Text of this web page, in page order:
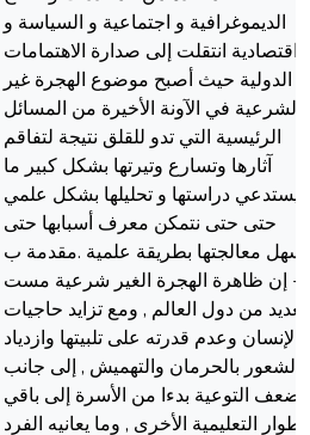
الديموغرافية و اجتماعية و السياسة و
اقتصادية انتقلت إلى صدارة الاهتمامات
الدولية حيث أصبح موضوع الهجرة غير
الشرعية في الآونة الأخيرة من المسائل
الرئيسية التي تدو للقلق نتيجة لتفاقم
آثارها وتسارع وتيرتها بشكل كبير ما
يستدعي دراستها و تحليلها بشكل علمي
حتى حتى نتمكن معرف أسبابها حتى
تسهل معالجتها بطريقة علمية .مقدمة ب
- إن ظاهرة الهجرة الغير شرعية مست
من دول العالم , ومع تزايد حاجيات
الإنسان وعدم قدرته على تلبيتها وازدياد
الشعور بالحرمان والتهميش , إلى جانب
ضعف التوعية بدءا من الأسرة إلى باقي
التعليمية الأخرى , وما يعانيه الفرد